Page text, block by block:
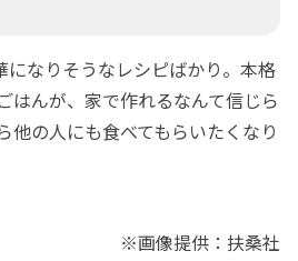
になりそうなレシピばかり。本格
はんが、家で作れるなんて信じら
他の人にも食べてもらいたくなり
※画像提供：扶桑社